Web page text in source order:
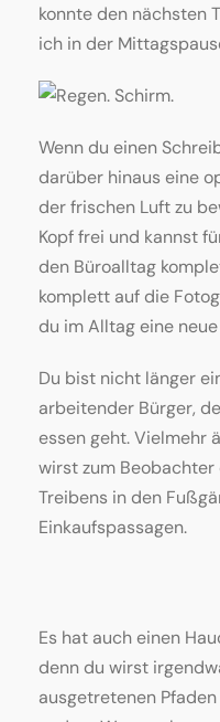
konnte den nächsten
ich in der
Wenn du einen
darüber hinaus eine
der frischen Luft zu
Kopf frei und kannst
den Büroalltag
komplett auf die
du im Alltag eine
Du bist nicht länger
arbeitender Bürger,
essen geht. Vielmehr
wirst zum
Treibens in den
Einkaufspassagen.
Es hat auch einen
denn du wirst
ausgetretenen